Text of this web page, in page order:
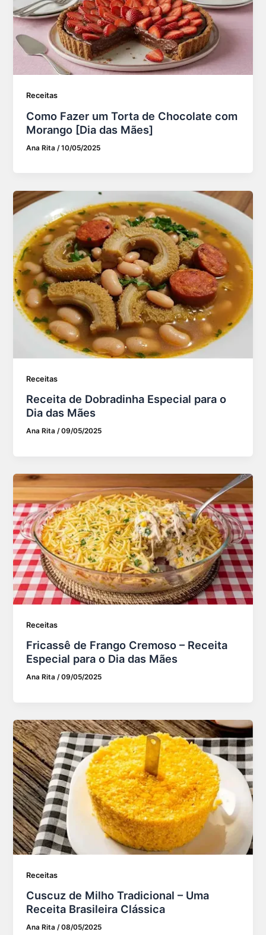
Receitas
Como Fazer um Torta de Chocolate com
Morango [Dia das Mães]
Ana Rita /10/05/2025
Receitas
Receita de Dobradinha Especial para o
Dia das Mães
Ana Rita/09/05/2025
Receitas
Fricassê de Frango Cremoso – Receita
Especial para o Dia das Mães
Ana Rita/09/05/2025
Receitas
Cuscuz de Milho Tradicional – Uma
Receita Brasileira Clássica
Ana Rita/08/05/2025